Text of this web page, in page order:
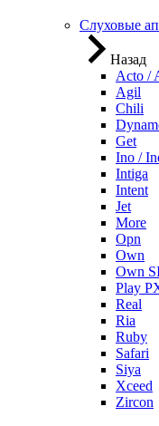
Слуховые
Назад
Acto /
Agil
Chili
Get
Ino /
Intiga
Intent
Jet
More
Opn
Own
Own
Play
Real
Ria
Ruby
Safari
Siya
Xceed
Zircon